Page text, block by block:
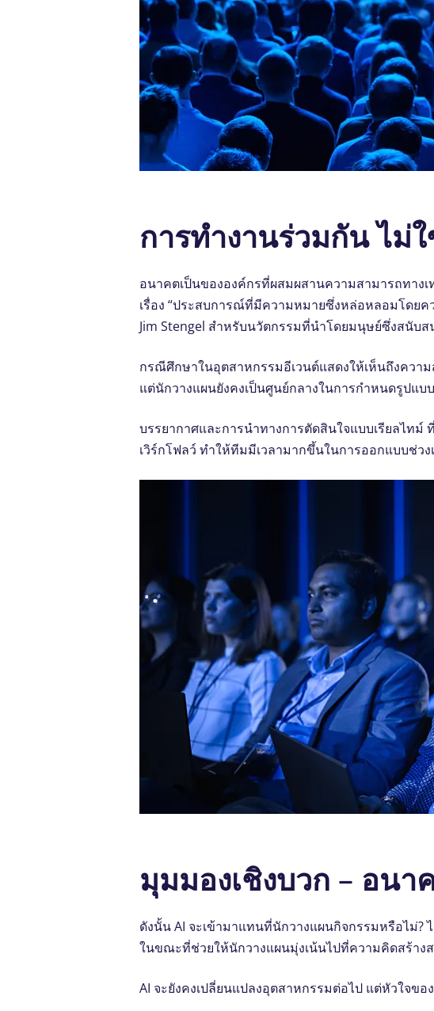
การทํางานร่วมกัน ไม่
อนาคตเป็นขององค์กรที่ผสมผสานความสามารถทาง
เรื่อง “ประสบการณ์ที่มีความหมายซึ่งหล่อหลอมโดย
Jim Stengel สําหรับนวัตกรรมที่นําโดยมนุษย์ซึ่งสนับส
กรณีศึกษาในอุตสาหกรรมอีเวนต์แสดงให้เห็นถึงควา
แต่นักวางแผนยังคงเป็นศูนย์กลางในการกําหนดรูปแบ
บรรยากาศและการนําทางการตัดสินใจแบบเรียลไทม์
เวิร์กโฟลว์ ทําให้ทีมมีเวลามากขึ้นในการออกแบบช่ว
มุมมองเชิงบวก – อน
ดังนั้น AI จะเข้ามาแทนที่นักวางแผนกิจกรรมหรือไม่
ในขณะที่ช่วยให้นักวางแผนมุ่งเน้นไปที่ความคิดสร้าง
AI จะยังคงเปลี่ยนแปลงอุตสาหกรรมต่อไป แต่หัวใจข